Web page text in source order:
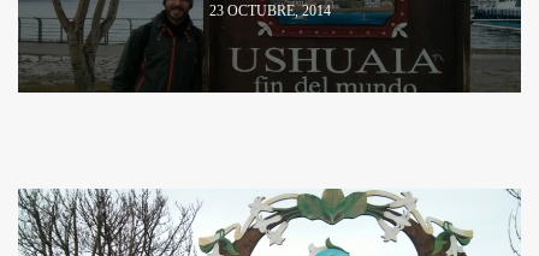
23 OCTUBRE, 2014